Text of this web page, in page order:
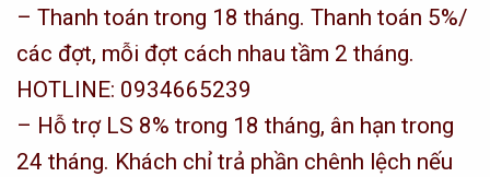
– Thanh toán trong 18 tháng. Thanh toán 5%/
các đợt, mỗi đợt cách nhau tầm 2 tháng.
HOTLINE: 0934665239
– Hỗ trợ LS 8% trong 18 tháng, ân hạn trong
24 tháng. Khách chỉ trả phần chênh lệch nếu